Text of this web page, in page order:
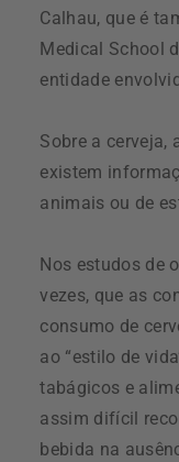
Calhau, que é
Medical School
entidade
Sobre a cerveja,
existem
animais ou de
Nos estudos de
vezes, que as
consumo de
ao “estilo de
tabágicos e
assim difícil
bebida na